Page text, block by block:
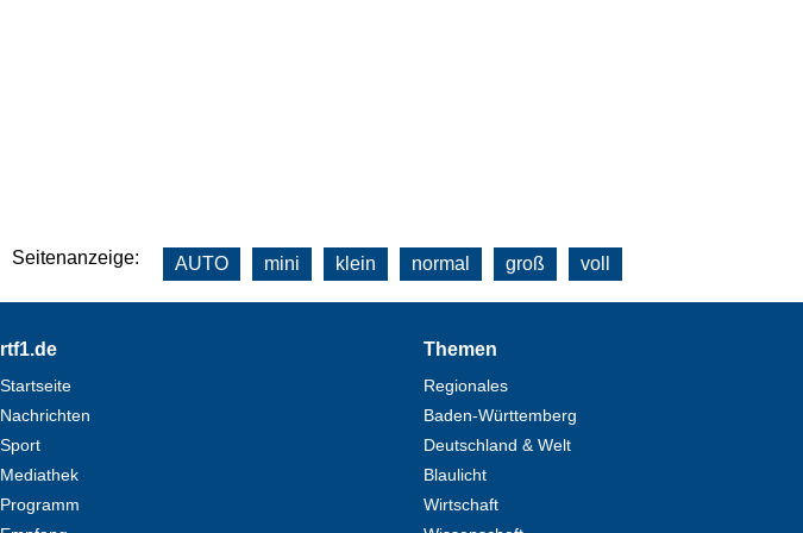
Seitenanzeige: AUTO mini klein normal groß voll
Footer
rtf1.de
Startseite
Nachrichten
Sport
Mediathek
Programm
Themen
Regionales
Baden-Württemberg
Deutschland & Welt
Blaulicht
Wirtschaft